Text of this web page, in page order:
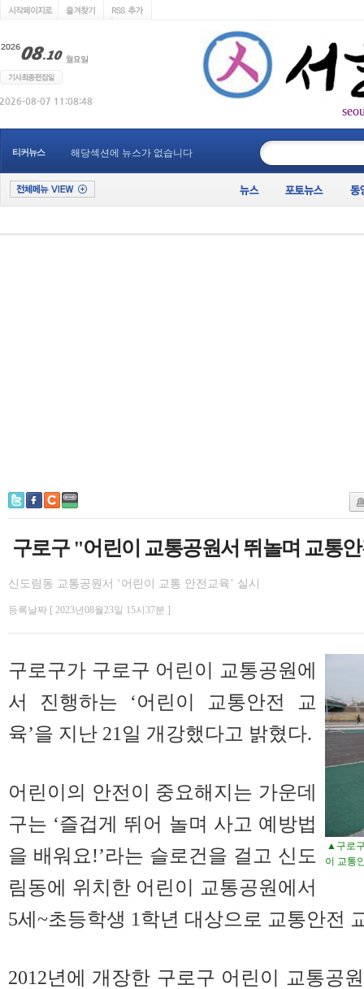
티커뉴스 해당섹션에 뉴스가 없습니다
구로구 "어린이 교통공원서 뛰놀며 교통
신도림동 교통공원서 ‘어린이 교통 안전교육’ 실시
등록날짜 [ 2023년08월23일 15시37분 ]
▲구로
이 교통
구로구가 구로구 어린이 교통공원에
서 진행하는 ‘어린이 교통안전 교
육’을 지난 21일 개강했다고 밝혔다.
어린이의 안전이 중요해지는 가운데
구는 ‘즐겁게 뛰어 놀며 사고 예방법
을 배워요!’라는 슬로건을 걸고 신도
림동에 위치한 어린이 교통공원에서
5세~초등학생 1학년 대상으로 교통안전
2012년에 개장한 구로구 어린이 교통공